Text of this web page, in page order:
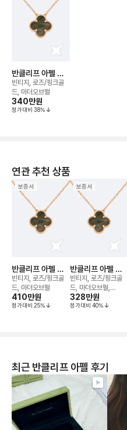
반클리프 아펠 알
함브라 그레이 마
더오브펄 네크리스
빈티지, 로즈/핑크골
드, 마더오브펄
340만원
정가대비 38%
연관 추천 상품
보증서
반클리프 아펠 알
함브라 그레이 마
더오브펄 네크리스
빈티지, 로즈/핑크골
드, 마더오브펄
410만원
정가대비 25%
보증서
반클리프 아펠 알
함브라 그레이 마
더오브펄 네크리스
빈티지, 로즈/핑크골
드, 마더오브펄,
42cm, 46cm
328만원
정가대비 40%
최근 반클리프 아펠 후기